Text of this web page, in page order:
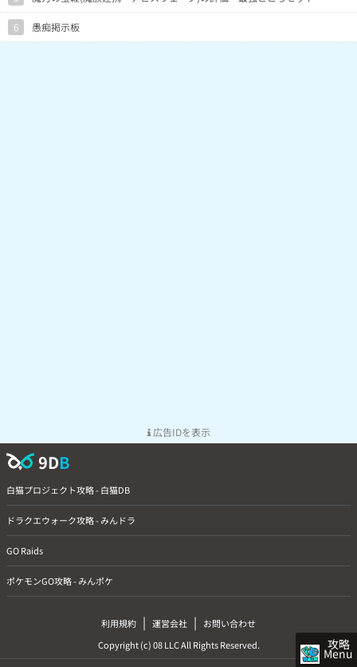
攻略
Menu
6 愚痴掲示板
広告IDを表示
9DB
白猫プロジェクト攻略 - 白猫DB
ドラクエウォーク攻略 - みんドラ
GO Raids
ポケモンGO攻略 - みんポケ
利用規約 | 運営会社 |
お問い合わせ
Copyright (c) 08 LLC All Rights Reserved.